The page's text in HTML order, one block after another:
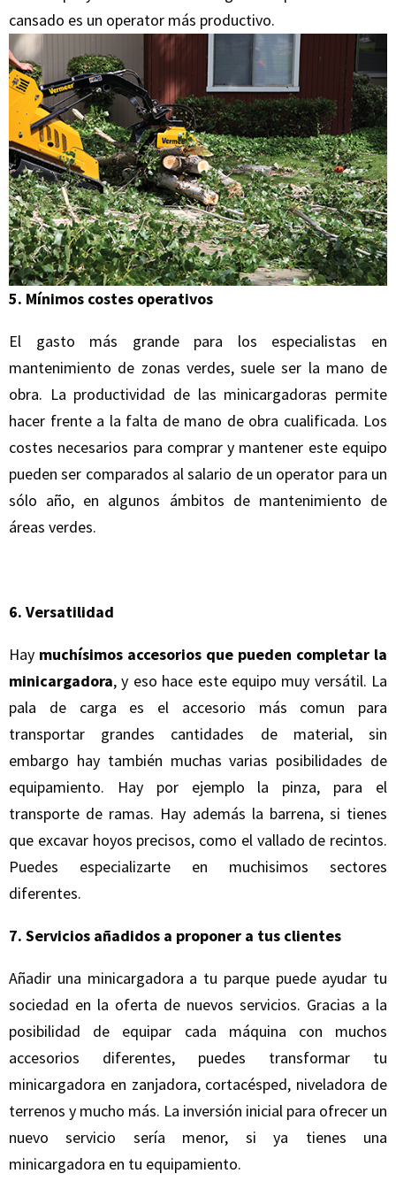
cansado es un operator más productivo.
5. Mínimos costes operativos
El gasto más grande para los especialistas en
mantenimiento de zonas verdes, suele ser la mano de
obra. La productividad de las minicargadoras permite
hacer frente a la falta de mano de obra cualificada. Los
costes necesarios para comprar y mantener este equipo
pueden ser comparados al salario de un operator para un
sólo año, en algunos ámbitos de mantenimiento de
áreas verdes.
6. Versatilidad
Hay muchísimos accesorios que pueden completar la
minicargadora, y eso hace este equipo muy versátil. La
pala de carga es el accesorio más comun para
transportar grandes cantidades de material, sin
embargo hay también muchas varias posibilidades de
equipamiento. Hay por ejemplo la pinza, para el
transporte de ramas. Hay además la barrena, si tienes
que excavar hoyos precisos, como el vallado de recintos.
Puedes especializarte en muchisimos sectores
diferentes.
7. Servicios añadidos a proponer a tus clientes
Añadir una minicargadora a tu parque puede ayudar tu
sociedad en la oferta de nuevos servicios. Gracias a la
posibilidad de equipar cada máquina con muchos
accesorios diferentes, puedes transformar tu
minicargadora en zanjadora, cortacésped, niveladora de
terrenos y mucho más. La inversión inicial para ofrecer un
nuevo servicio sería menor, si ya tienes una
minicargadora en tu equipamiento.